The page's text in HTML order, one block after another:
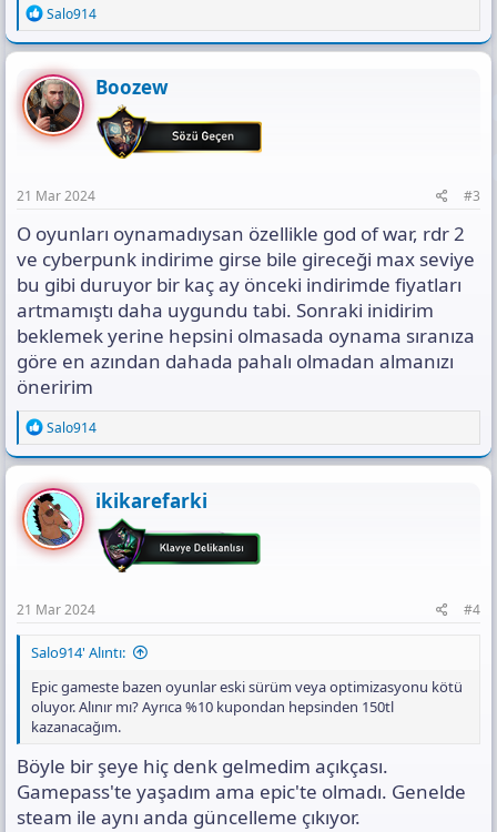
R
e
a
c
t
i
o
n
Salo914
Boozew
21 Mar 2024 #3
O oyunları oynamadıysan özellikle god of war, rdr 2
ve cyberpunk indirime girse bile gireceği max seviye
bu gibi duruyor bir kaç ay önceki indirimde fiyatları
artmamıştı daha uygundu tabi. Sonraki inidirim
beklemek yerine hepsini olmasada oynama sıranıza
göre en azından dahada pahalı olmadan almanızı
öneririm
R
e
a
c
t
i
o
n
Salo914
ikikarefarki
21 Mar 2024 #4
Salo914' Alıntı:
Epic gameste bazen oyunlar eski sürüm veya optimizasyonu kötü
oluyor. Alınır mı? Ayrıca %10 kupondan hepsinden 150tl
kazanacağım.
Böyle bir şeye hiç denk gelmedim açıkçası.
Gamepass'te yaşadım ama epic'te olmadı. Genelde
steam ile aynı anda güncelleme çıkıyor.